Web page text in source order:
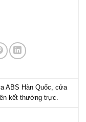
ABS Hàn Quốc cửa
kết thường trực